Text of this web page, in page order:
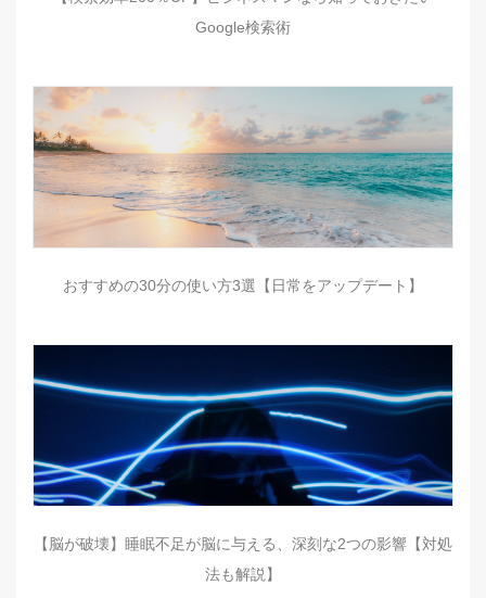
Google検索術
おすすめの30分の使い方3選【日常をアップデート】
【脳が破壊】睡眠不足が脳に与える、深刻な2つの影響【対処
法も解説】